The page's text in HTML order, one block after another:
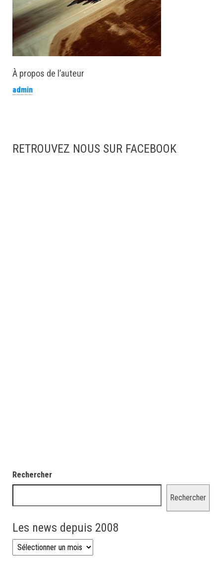
À propos de l’auteur
admin
RETROUVEZ NOUS SUR FACEBOOK
Rechercher
Rechercher
Les news depuis 2008
Les news depuis 2008